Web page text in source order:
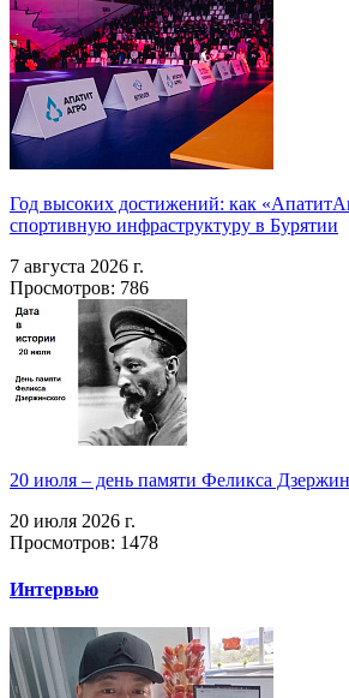
Год высоких достижений: как
спортивную инфраструктуру в Бурятии
7 августа 2026 г.
Просмотров: 786
20 июля – день памяти Феликса
20 июля 2026 г.
Просмотров: 1478
Интервью